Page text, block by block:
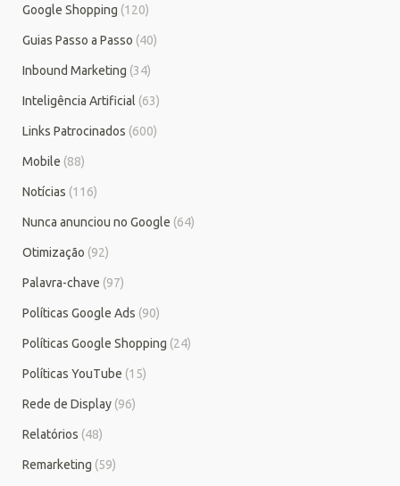
Google Shopping (120)
Guias Passo a Passo (40)
Inbound Marketing (34)
Inteligência Artificial (63)
Links Patrocinados (600)
Mobile (88)
Notícias (116)
Nunca anunciou no Google (64)
Otimização (92)
Palavra-chave (97)
Políticas Google Ads (90)
Políticas Google Shopping (24)
Políticas YouTube (15)
Rede de Display (96)
Relatórios (48)
Remarketing (59)